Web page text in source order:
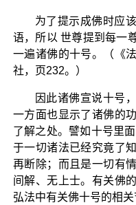
为了提示成佛时应
语，所以 世尊提到每一
一遍诸佛的十号。（《
社，页232。）
因此诸佛宣说十号
一方面也显示了诸佛的
了解之处。譬如十号里
于一切诸法已经究竟了
再断除；而且是一切有
间解、无上士。有关佛
弘法中有关佛十号的相关